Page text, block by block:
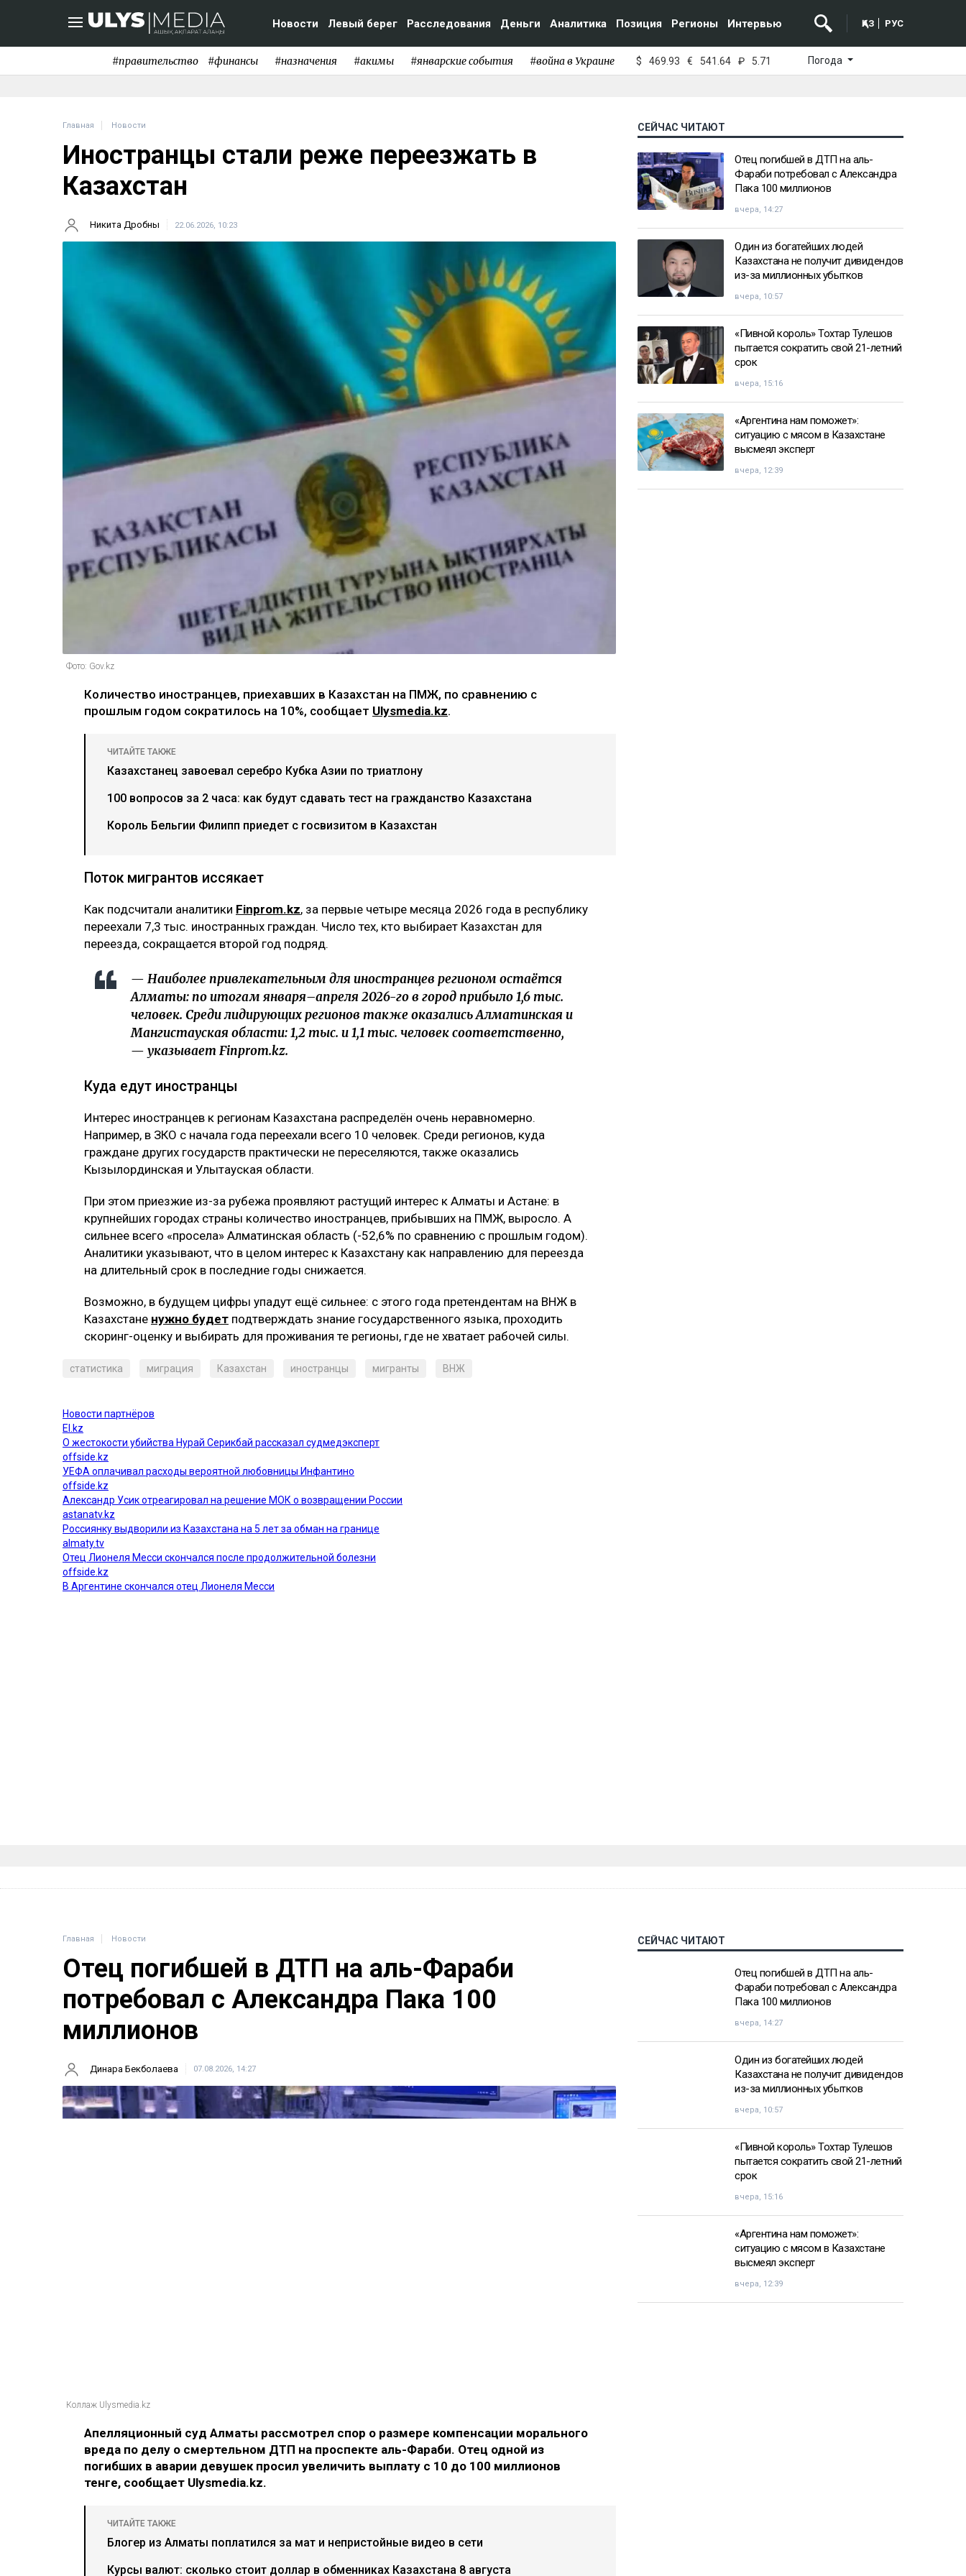
Новости Левый берег Расследования Деньги Аналитика Позиция Регионы Интервью ҚАЗ РУС
#правительство #финансы #назначения #акимы #январские события #война в Украине $ 469.93 € 541.64 ₽ 5.71 Погода
Главная Новости
Иностранцы стали реже переезжать в
Казахстан
Никита Дробны 22.06.2026, 10:23
Фото: Gov.kz
Количество иностранцев, приехавших в Казахстан на ПМЖ, по сравнению с
прошлым годом сократилось на 10%, сообщает Ulysmedia.kz.
ЧИТАЙТЕ ТАКЖЕ
Казахстанец завоевал серебро Кубка Азии по триатлону
100 вопросов за 2 часа: как будут сдавать тест на гражданство Казахстана
Король Бельгии Филипп приедет с госвизитом в Казахстан
Поток мигрантов иссякает
Как подсчитали аналитики Finprom.kz, за первые четыре месяца 2026 года в республику
переехали 7,3 тыс. иностранных граждан. Число тех, кто выбирает Казахстан для
переезда, сокращается второй год подряд.
— Наиболее привлекательным для иностранцев регионом остаётся
Алматы: по итогам января–апреля 2026-го в город прибыло 1,6 тыс.
человек. Среди лидирующих регионов также оказались Алматинская и
Мангистауская области: 1,2 тыс. и 1,1 тыс. человек соответственно,
— указывает Finprom.kz.
Куда едут иностранцы
Интерес иностранцев к регионам Казахстана распределён очень неравномерно.
Например, в ЗКО с начала года переехали всего 10 человек. Среди регионов, куда
граждане других государств практически не переселяются, также оказались
Кызылординская и Улытауская области.
При этом приезжие из-за рубежа проявляют растущий интерес к Алматы и Астане: в
крупнейших городах страны количество иностранцев, прибывших на ПМЖ, выросло. А
сильнее всего «просела» Алматинская область (-52,6% по сравнению с прошлым годом).
Аналитики указывают, что в целом интерес к Казахстану как направлению для переезда
на длительный срок в последние годы снижается.
Возможно, в будущем цифры упадут ещё сильнее: с этого года претендентам на ВНЖ в
Казахстане нужно будет подтверждать знание государственного языка, проходить
скоринг-оценку и выбирать для проживания те регионы, где не хватает рабочей силы.
статистика миграция Казахстан иностранцы мигранты ВНЖ
СЕЙЧАС ЧИТАЮТ
Отец погибшей в ДТП на аль-
Фараби потребовал с Александра
Пака 100 миллионов
вчера, 14:27
Один из богатейших людей
Казахстана не получит дивидендов
из-за миллионных убытков
вчера, 10:57
«Пивной король» Тохтар Тулешов
пытается сократить свой 21-летний
срок
вчера, 15:16
«Аргентина нам поможет»:
ситуацию с мясом в Казахстане
высмеял эксперт
вчера, 12:39
Главная Новости
Отец погибшей в ДТП на аль-Фараби
потребовал с Александра Пака 100
миллионов
Динара Бекболаева 07.08.2026, 14:27
Коллаж Ulysmedia.kz
Апелляционный суд Алматы рассмотрел спор о размере компенсации морального
вреда по делу о смертельном ДТП на проспекте аль-Фараби. Отец одной из
погибших в аварии девушек просил увеличить выплату с 10 до 100 миллионов
тенге, сообщает Ulysmedia.kz.
ЧИТАЙТЕ ТАКЖЕ
Блогер из Алматы поплатился за мат и непристойные видео в сети
Курсы валют: сколько стоит доллар в обменниках Казахстана 8 августа
СЕЙЧАС ЧИТАЮТ
Отец погибшей в ДТП на аль-
Фараби потребовал с Александра
Пака 100 миллионов
вчера, 14:27
Один из богатейших людей
Казахстана не получит дивидендов
из-за миллионных убытков
вчера, 10:57
«Пивной король» Тохтар Тулешов
пытается сократить свой 21-летний
срок
вчера, 15:16
«Аргентина нам поможет»:
ситуацию с мясом в Казахстане
высмеял эксперт
вчера, 12:39